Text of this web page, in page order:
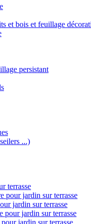
et bois et feuillage
persistant
...)
terrasse
pour jardin sur terrasse
jardin sur terrasse
pour jardin sur terrasse
jardin sur terrasse